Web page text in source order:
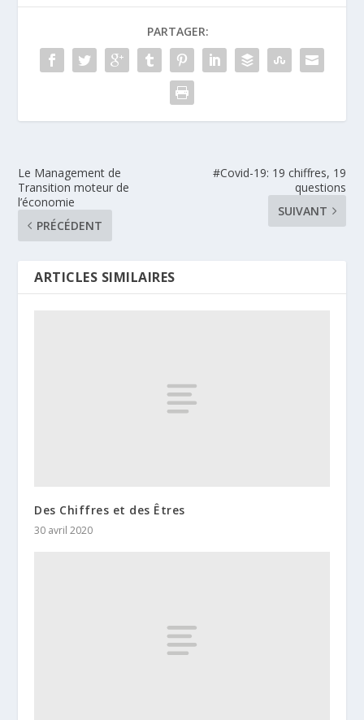
PARTAGER:
Le Management de
Transition moteur de
l’économie
PRÉCÉDENT
#Covid-19: 19 chiffres, 19
questions
SUIVANT
ARTICLES SIMILAIRES
Des Chiffres et des Êtres
30 avril 2020